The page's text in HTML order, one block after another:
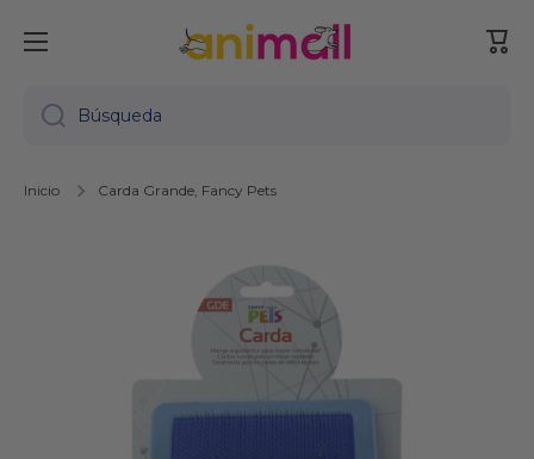
Ir directamente al contenido
Búsqueda
Inicio Carda Grande, Fancy Pets